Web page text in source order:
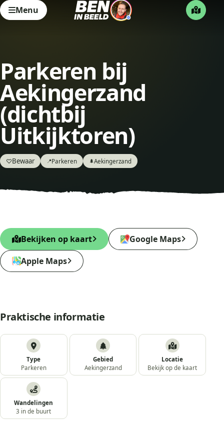
Menu
Parkeren bij
Aekingerzand
(dichtbij
Uitkijktoren)
♡Bewaar 📍Parkeren 🌲Aekingerzand
Bekijken op kaart
Google Maps
Apple Maps
Praktische informatie
Type
Parkeren
Gebied
Aekingerzand
Locatie
Bekijk op de kaart
Wandelingen
3 in de buurt